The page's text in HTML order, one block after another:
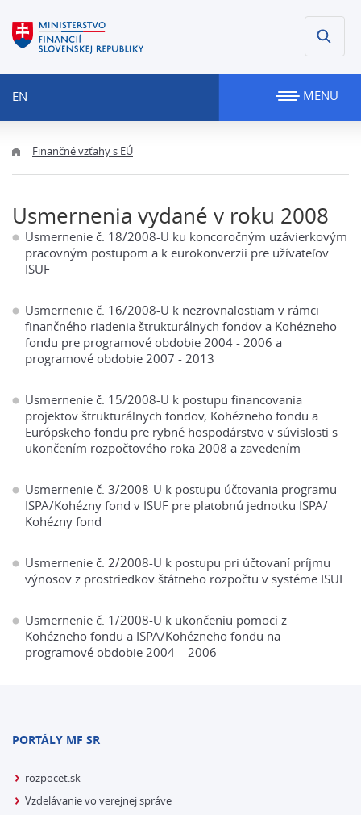
EN MENU
Finančné vzťahy s EÚ
Usmernenia vydané v roku 2008
Usmernenie č. 18/2008-U ku koncoročným uzávierkovým
pracovným postupom a k eurokonverzii pre užívateľov
ISUF
Usmernenie č. 16/2008-U k nezrovnalostiam v rámci
finančného riadenia štrukturálnych fondov a Kohézneho
fondu pre programové obdobie 2004 - 2006 a
programové obdobie 2007 - 2013
Usmernenie č. 15/2008-U k postupu financovania
projektov štrukturálnych fondov, Kohézneho fondu a
Európskeho fondu pre rybné hospodárstvo v súvislosti s
ukončením rozpočtového roka 2008 a zavedením
Usmernenie č. 3/2008-U k postupu účtovania programu
ISPA/Kohézny fond v ISUF pre platobnú jednotku ISPA/
Kohézny fond
Usmernenie č. 2/2008-U k postupu pri účtovaní príjmu
výnosov z prostriedkov štátneho rozpočtu v systéme ISUF
Usmernenie č. 1/2008-U k ukončeniu pomoci z
Kohézneho fondu a ISPA/Kohézneho fondu na
programové obdobie 2004 – 2006
PORTÁLY MF SR
rozpocet.sk
Vzdelávanie vo verejnej správe